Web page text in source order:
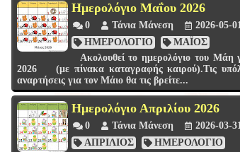
Ημερολόγιο Μαΐου 2026
0 Τάνια Μάνεση
2026-05-
ΗΜΕΡΟΛΟΓΙΟ
ΜΑΪΟΣ
Ακολουθεί το ημερολόγιο του Μάη
2026 (με πίνακα καταγραφής καιρού).Τις
αναρτήσεις για τον Μάιο θα τις βρείτε...
Ημερολόγιο Απριλίου 2026
0 Τάνια Μάνεση
2026-03-
ΑΠΡΙΛΙΟΣ
ΗΜΕΡΟΛΟΓΙΟ